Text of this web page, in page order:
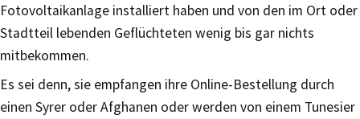
Fotovoltaikanlage installiert haben und von den im Ort oder
Stadtteil lebenden Geflüchteten wenig bis gar nichts
mitbekommen.
Es sei denn, sie empfangen ihre Online-Bestellung durch
einen Syrer oder Afghanen oder werden von einem Tunesier